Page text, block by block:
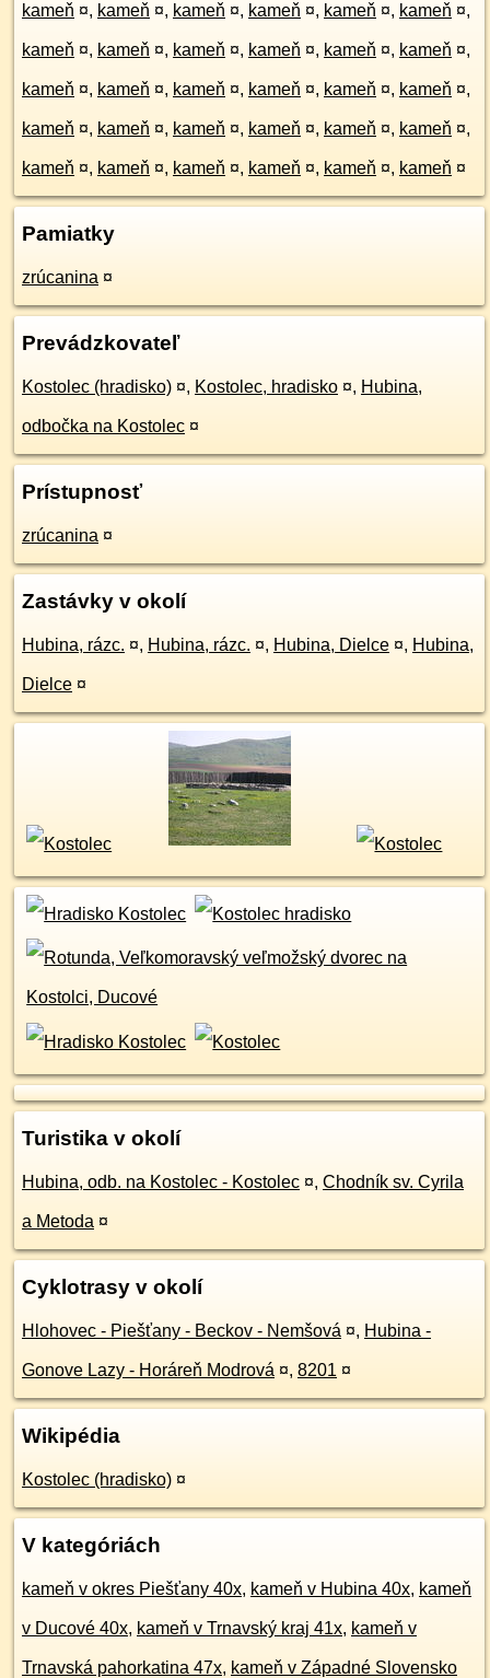
kameň ¤, kameň ¤, kameň ¤, kameň ¤, kameň ¤, kameň ¤,
kameň ¤, kameň ¤, kameň ¤, kameň ¤, kameň ¤, kameň ¤,
kameň ¤, kameň ¤, kameň ¤, kameň ¤, kameň ¤, kameň ¤,
kameň ¤, kameň ¤, kameň ¤, kameň ¤, kameň ¤, kameň ¤,
kameň ¤, kameň ¤, kameň ¤, kameň ¤, kameň ¤, kameň ¤
Pamiatky
zrúcanina ¤
Prevádzkovateľ
Kostolec (hradisko) ¤, Kostolec, hradisko ¤, Hubina,
odbočka na Kostolec ¤
Prístupnosť
zrúcanina ¤
Zastávky v okolí
Hubina, rázc. ¤, Hubina, rázc. ¤, Hubina, Dielce ¤, Hubina,
Dielce ¤
Turistika v okolí
Hubina, odb. na Kostolec - Kostolec ¤, Chodník sv. Cyrila
a Metoda ¤
Cyklotrasy v okolí
Hlohovec - Piešťany - Beckov - Nemšová ¤, Hubina -
Gonove Lazy - Horáreň Modrová ¤, 8201 ¤
Wikipédia
Kostolec (hradisko) ¤
V kategóriách
kameň v okres Piešťany 40x, kameň v Hubina 40x, kameň
v Ducové 40x, kameň v Trnavský kraj 41x, kameň v
Trnavská pahorkatina 47x, kameň v Západné Slovensko